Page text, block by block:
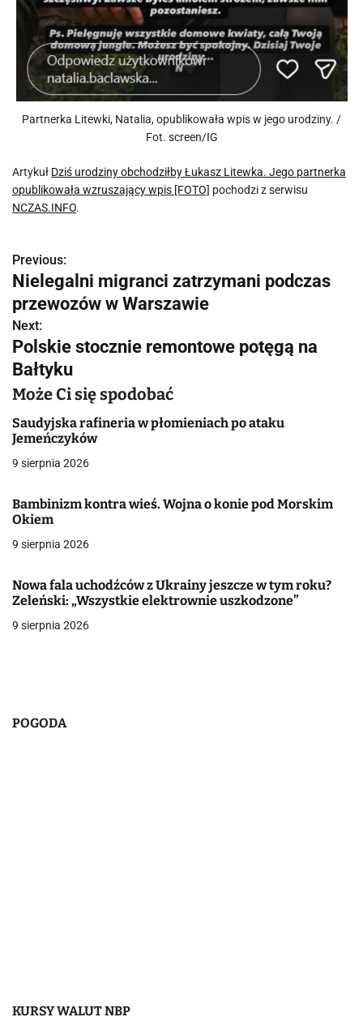
Partnerka Litewki, Natalia, opublikowała wpis w jego urodziny. /
Fot. screen/IG
Artykuł Dziś urodziny obchodziłby Łukasz Litewka. Jego partnerka
opublikowała wzruszający wpis [FOTO] pochodzi z serwisu
NCZAS.INFO.
N
a
w
i
g
a
c
a
w
i
s
Previous:
Nielegalni migranci zatrzymani podczas
przewozów w Warszawie
Next:
Polskie stocznie remontowe potęgą na
Bałtyku
Może Ci się spodobać
Saudyjska rafineria w płomieniach po ataku
Jemeńczyków
9 sierpnia 2026
Bambinizm kontra wieś. Wojna o konie pod Morskim
Okiem
9 sierpnia 2026
Nowa fala uchodźców z Ukrainy jeszcze w tym roku?
Zeleński: „Wszystkie elektrownie uszkodzone”
9 sierpnia 2026
POGODA
KURSY WALUT NBP